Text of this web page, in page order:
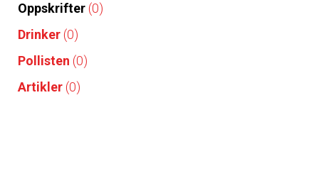
Oppskrifter (0)
Drinker (0)
Pollisten (0)
Artikler (0)